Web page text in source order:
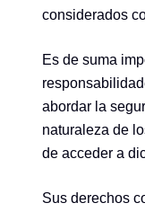
considerados
Es de suma
abordar la
naturaleza de
de acceder a
Sus derechos